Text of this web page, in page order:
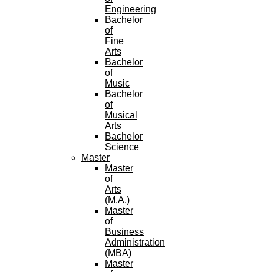
Engineering
Bachelor
of
Fine
Arts
Bachelor
of
Music
Bachelor
of
Musical
Arts
Bachelor
Science
Master
Master
of
Arts
(M.A.)
Master
of
Business
Administration
(MBA)
Master